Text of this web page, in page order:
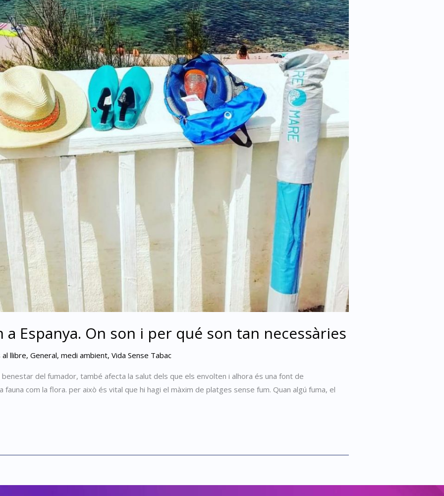
a Espanya. On son i per qué son tan necessàries
llibre, General, medi ambient, Vida Sense Tabac
benestar del fumador, també afecta la salut dels que els envolten i alhora és una font de
com la flora. per això és vital que hi hagi el màxim de platges sense fum. Quan algú fuma, el